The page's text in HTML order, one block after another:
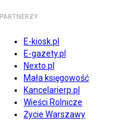
PARTNERZY
E-kiosk.pl
E-gazety.pl
Nexto.pl
Mała księgowość
Kancelarierp.pl
Wieści Rolnicze
Życie Warszawy